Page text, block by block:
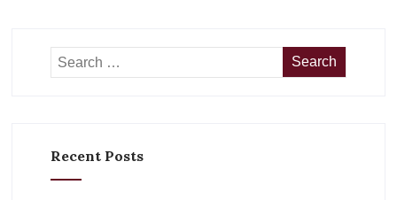
Recent Posts